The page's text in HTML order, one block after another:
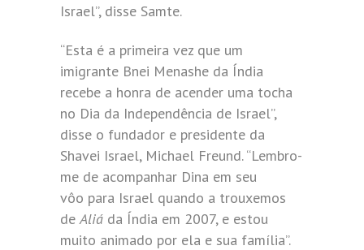
Israel”, disse Samte.
“Esta é a primeira vez que um
imigrante Bnei Menashe da Índia
recebe a honra de acender uma tocha
no Dia da Independência de Israel”,
disse o fundador e presidente da
Shavei Israel, Michael Freund. “Lembro-
me de acompanhar Dina em seu
vôo para Israel quando a trouxemos
deAliá da Índia em 2007, e estou
muito animado por ela e sua família”.